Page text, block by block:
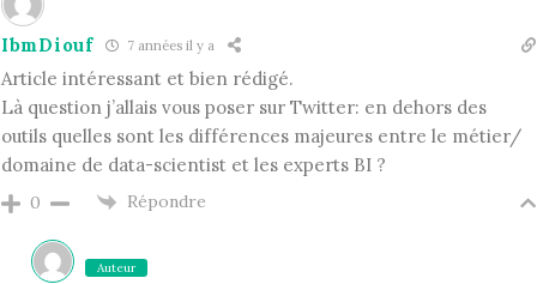
IbmDiouf 7 années il y a
Article intéressant et bien rédigé.
Là question j’allais vous poser sur Twitter: en dehors des
outils quelles sont les différences majeures entre le métier/
domaine de data-scientist et les experts BI ?
0 Répondre
Auteur